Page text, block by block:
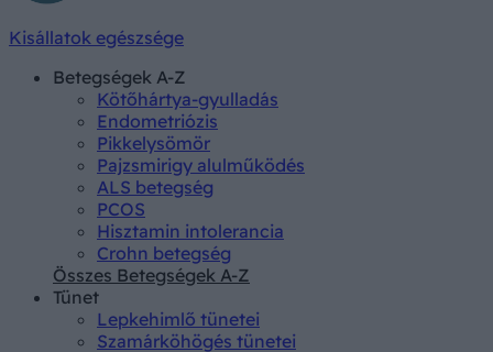
Kisállatok egészsége
Betegségek A-Z
Kötőhártya-gyulladás
Endometriózis
Pikkelysömör
Pajzsmirigy alulműködés
ALS betegség
PCOS
Hisztamin intolerancia
Crohn betegség
Összes Betegségek A-Z
Tünet
Lepkehimlő tünetei
Szamárköhögés tünetei